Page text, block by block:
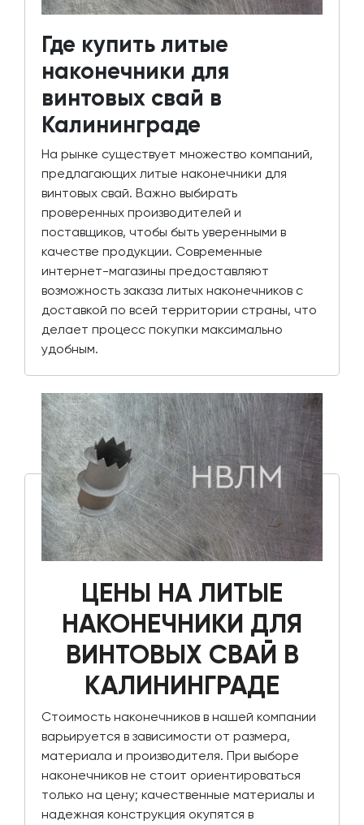
Где купить литые
наконечники для
винтовых свай в
Калининграде
На рынке существует множество компаний,
предлагающих литые наконечники для
винтовых свай. Важно выбирать
проверенных производителей и
поставщиков, чтобы быть уверенными в
качестве продукции. Современные
интернет-магазины предоставляют
возможность заказа литых наконечников с
доставкой по всей территории страны, что
делает процесс покупки максимально
удобным.
ЦЕНЫ НА ЛИТЫЕ
НАКОНЕЧНИКИ ДЛЯ
ВИНТОВЫХ СВАЙ В
КАЛИНИНГРАДЕ
Стоимость наконечников в нашей компании
варьируется в зависимости от размера,
материала и производителя. При выборе
наконечников не стоит ориентироваться
только на цену; качественные материалы и
надежная конструкция окупятся в